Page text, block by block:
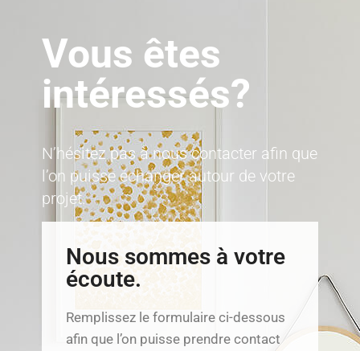
Vous êtes
intéressés?
N’hésitez pas à nous contacter afin que
l’on puisse échanger autour de votre
projet.
Nous sommes à votre
écoute.
Remplissez le formulaire ci-dessous
afin que l’on puisse prendre contact